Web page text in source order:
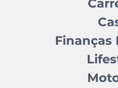
Finanças